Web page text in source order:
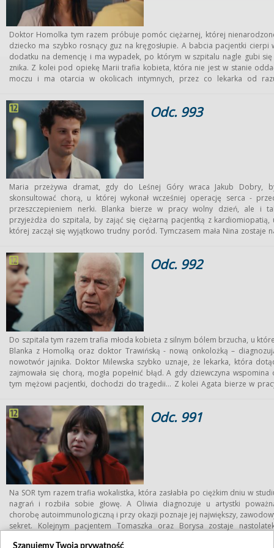
Doktor Homolka tym razem próbuje pomóc ciężarnej, której
dziecko ma szybko rosnący guz na kręgosłupie. A babcia pacjentki cierpi
dodatku na demencję i ma wypadek, po którym w szpitalu nagle gubi
znika. Z kolei pod opiekę Marii trafia kobieta, która nie jest w stanie
moczu i ma otarcia w okolicach intymnych, przez co lekarka od
Tymczasem Oliwia domyśla się, że doktor Malewicz również jest
przemocy seksualnej i postanawia o tym z koleżanką szczerze
Profesor Falkowicz w końcu odkrywa, że powstała zabawna
diagnostyczna, do której użyto jego głosu…
Odc. 993
Maria przeżywa dramat, gdy do Leśnej Góry wraca Jakub Dobry,
skonsultować chorą, u której wykonał wcześniej operację serca -
przeszczepieniem nerki. Blanka bierze w pracy wolny dzień, ale i
przyjeżdża do szpitala, by zająć się ciężarną pacjentką z kardiomiopatią,
której zaczął się wyjątkowo trudny poród. Tymczasem mała Nina zostaje
przywozi córkę na badania, doktor Tretter urządza mu
przesłuchanie...
Odc. 992
Do szpitala tym razem trafia młoda kobieta z silnym bólem brzucha, u
Blanka z Homolką oraz doktor Trawińską - nową onkolożką –
nowotwór jajnika. Doktor Milewska szybko uznaje, że lekarka, która
zajmowała się chorą, mogła popełnić błąd. A gdy dziewczyna wspomina
tym mężowi pacjentki, dochodzi do tragedii… Z kolei Agata bierze w
małej. Doktor Woźnicka próbuje przy okazji dowiedzieć się czegoś także
bracie dziewczynki, który cierpi na autyzm i jest w specjalistycznym
A następnego dnia Mania dołącza w końcu do swojej nowej
Tymczasem kolejną pacjentką doktora Konicy zostaje pani Basia –
staruszka, która desperacko szuka w szpitalu towarzystwa.
Odc. 991
Na SOR tym razem trafia wokalistka, która zasłabła po ciężkim dniu w
nagrań i rozbiła sobie głowę. A Oliwia diagnozuje u artystki
chorobę autoimmunologiczną i przy okazji poznaje jej największy,
sekret. Kolejnym pacjentem Tomaszka oraz Borysa zostaje
Szanujemy Twoją prywatność